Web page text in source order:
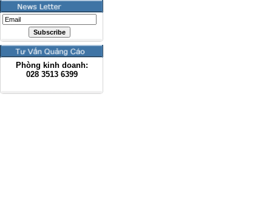
Phòng kinh doanh:
028 3513 6399